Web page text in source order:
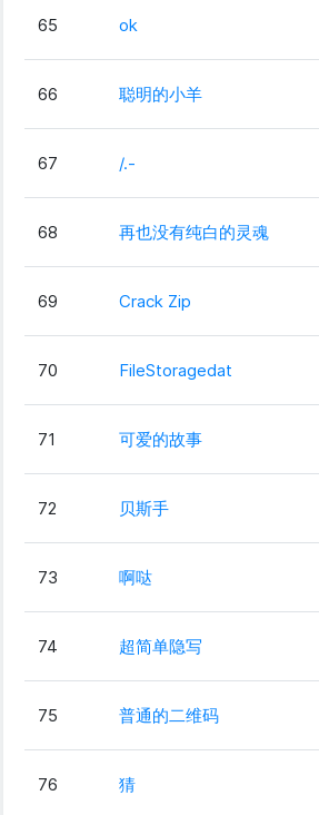
65 ok
66 聪明的小羊
67 /.-
68 再也没有纯白的灵魂
69 Crack Zip
70 FileStoragedat
71 可爱的故事
72 贝斯手
73 啊哒
74 超简单隐写
75 普通的二维码
76 猜